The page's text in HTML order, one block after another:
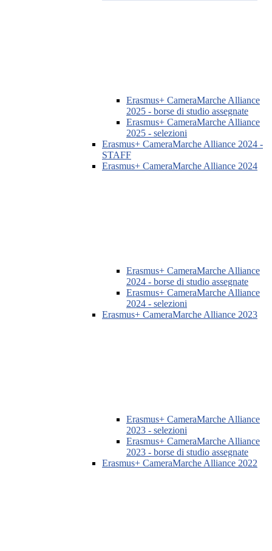
Erasmus+ CameraMarche Alliance
2025 - borse di studio assegnate
Erasmus+ CameraMarche Alliance
2025 - selezioni
Erasmus+ CameraMarche Alliance 2024 -
STAFF
Erasmus+ CameraMarche Alliance 2024
Erasmus+ CameraMarche Alliance
2024 - borse di studio assegnate
Erasmus+ CameraMarche Alliance
2024 - selezioni
Erasmus+ CameraMarche Alliance 2023
Erasmus+ CameraMarche Alliance
2023 - selezioni
Erasmus+ CameraMarche Alliance
2023 - borse di studio assegnate
Erasmus+ CameraMarche Alliance 2022